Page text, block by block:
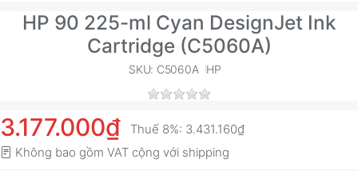
HP 90 225-ml Cyan DesignJet Ink
Cartridge (C5060A)
SKU: C5060A HP
3.177.000₫ Thuế 8%: 3.431.160₫
Không bao gồm VAT cộng với shipping